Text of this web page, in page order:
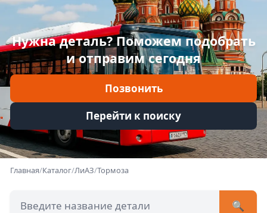
Нужна деталь? Поможем подобрать
и отправим сегодня
Позвонить
Перейти к поиску
Марки
Информация
Главная/Каталог/ЛиАЗ/Тормоза
🔍